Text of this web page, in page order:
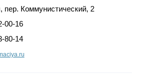
пер. Коммунистический, 2
00-16
80-14